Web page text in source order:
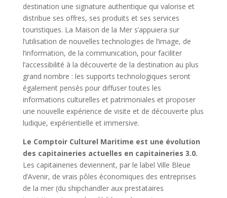
destination une signature authentique qui valorise et
distribue ses offres, ses produits et ses services
touristiques. La Maison de la Mer s’appuiera sur
l’utilisation de nouvelles technologies de l’image, de
l’information, de la communication, pour faciliter
l’accessibilité à la découverte de la destination au plus
grand nombre : les supports technologiques seront
également pensés pour diffuser toutes les
informations culturelles et patrimoniales et proposer
une nouvelle expérience de visite et de découverte plus
ludique, expérientielle et immersive.
Le Comptoir Culturel Maritime est une évolution
des capitaineries actuelles en capitaineries 3.0.
Les capitaineries deviennent, par le label Ville Bleue
d’Avenir, de vrais pôles économiques des entreprises
de la mer (du shipchandler aux prestataires